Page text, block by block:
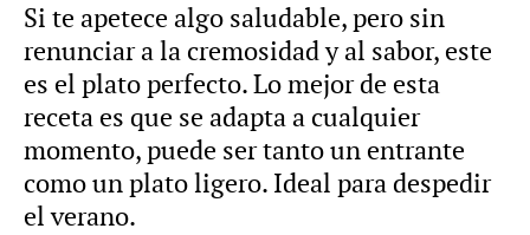
Si te apetece algo saludable, pero sin
renunciar a la cremosidad y al sabor, este
es el plato perfecto. Lo mejor de esta
receta es que se adapta a cualquier
momento, puede ser tanto un entrante
como un plato ligero. Ideal para despedir
el verano.